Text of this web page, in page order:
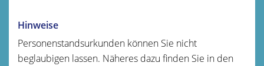
Hinweise
Personenstandsurkunden können Sie nicht
beglaubigen lassen. Näheres dazu finden Sie in den